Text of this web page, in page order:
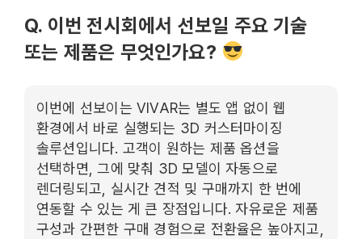
Q. 이번 전시회에서 선보일 주요 기술
또는 제품은 무엇인가요?
이번에 선보이는 VIVAR는 별도 앱 없이 웹
환경에서 바로 실행되는 3D 커스터마이징
솔루션입니다. 고객이 원하는 제품 옵션을
선택하면, 그에 맞춰 3D 모델이 자동으로
렌더링되고, 실시간 견적 및 구매까지 한 번에
연동할 수 있는 게 큰 장점입니다. 자유로운 제품
구성과 간편한 구매 경험으로 전환율은 높아지고,